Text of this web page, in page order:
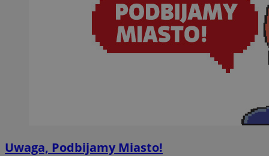
Uwaga, Podbijamy Miasto!